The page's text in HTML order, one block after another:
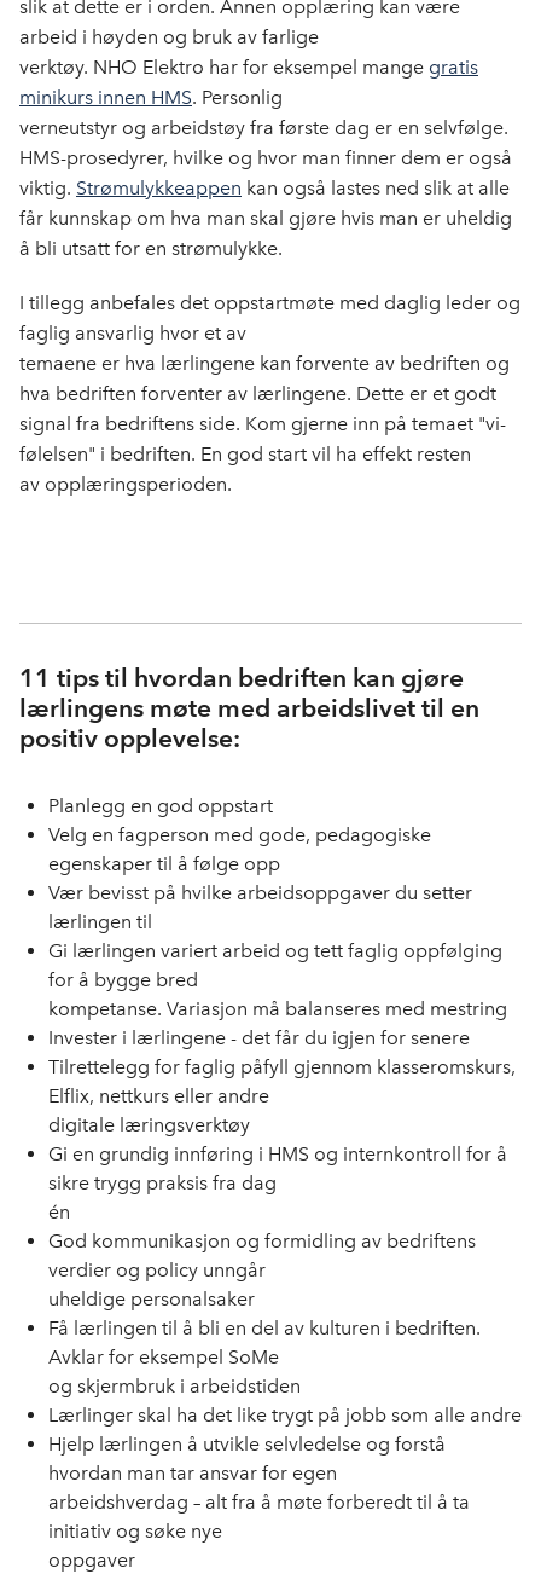
slik at dette er i orden. Annen opplæring kan være
arbeid i høyden og bruk av farlige
verktøy. NHO Elektro har for eksempel mange gratis
minikurs innen HMS. Personlig
verneutstyr og arbeidstøy fra første dag er en selvfølge.
HMS-prosedyrer, hvilke og hvor man finner dem er også
viktig. Strømulykkeappen kan også lastes ned slik at alle
får kunnskap om hva man skal gjøre hvis man er uheldig
å bli utsatt for en strømulykke.
I tillegg anbefales det oppstartmøte med daglig leder og
faglig ansvarlig hvor et av
temaene er hva lærlingene kan forvente av bedriften og
hva bedriften forventer av lærlingene. Dette er et godt
signal fra bedriftens side. Kom gjerne inn på temaet "vi-
følelsen" i bedriften. En god start vil ha effekt resten
av opplæringsperioden.
11 tips til hvordan bedriften kan gjøre
lærlingens møte med arbeidslivet til en
positiv opplevelse:
Planlegg en god oppstart
Velg en fagperson med gode, pedagogiske
egenskaper til å følge opp
Vær bevisst på hvilke arbeidsoppgaver du setter
lærlingen til
Gi lærlingen variert arbeid og tett faglig oppfølging
for å bygge bred
kompetanse. Variasjon må balanseres med mestring
Invester i lærlingene - det får du igjen for senere
Tilrettelegg for faglig påfyll gjennom klasseromskurs,
Elflix, nettkurs eller andre
digitale læringsverktøy
Gi en grundig innføring i HMS og internkontroll for å
sikre trygg praksis fra dag
én
God kommunikasjon og formidling av bedriftens
verdier og policy unngår
uheldige personalsaker
Få lærlingen til å bli en del av kulturen i bedriften.
Avklar for eksempel SoMe
og skjermbruk i arbeidstiden
Lærlinger skal ha det like trygt på jobb som alle andre
Hjelp lærlingen å utvikle selvledelse og forstå
hvordan man tar ansvar for egen
arbeidshverdag – alt fra å møte forberedt til å ta
initiativ og søke nye
oppgaver